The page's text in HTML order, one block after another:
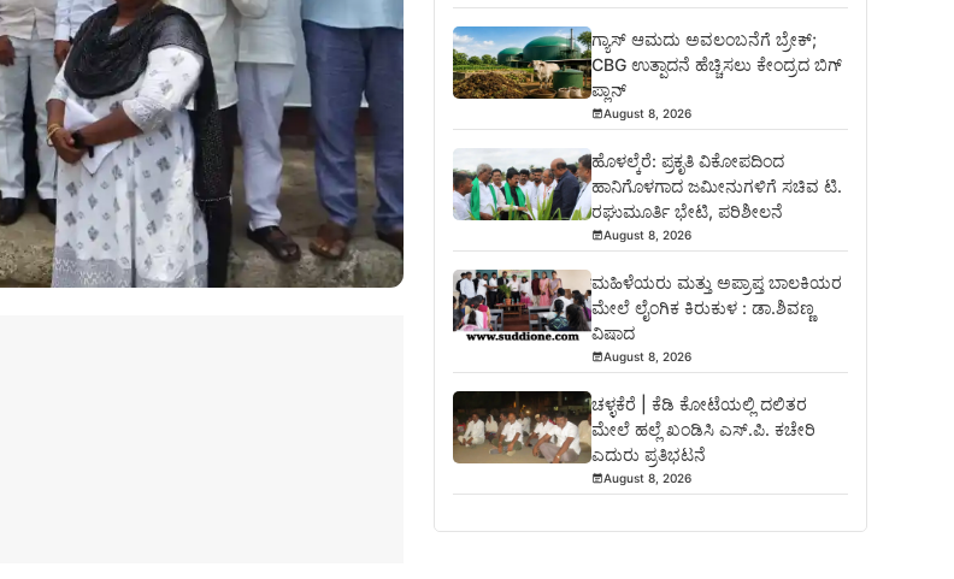
ಗ್ಯಾಸ್ ಆಮದು ಅವಲಂಬನೆಗೆ ಬ್ರೇಕ್;
CBG ಉತ್ಪಾದನೆ ಹೆಚ್ಚಿಸಲು ಕೇಂದ್ರದ ಬಿಗ್
ಪ್ಲಾನ್
August 8, 2026
ಹೊಳಲ್ಕೆರೆ: ಪ್ರಕೃತಿ ವಿಕೋಪದಿಂದ
ಹಾನಿಗೊಳಗಾದ ಜಮೀನುಗಳಿಗೆ ಸಚಿವ ಟಿ.
ರಘುಮೂರ್ತಿ ಭೇಟಿ, ಪರಿಶೀಲನೆ
August 8, 2026
ಮಹಿಳೆಯರು ಮತ್ತು ಅಪ್ರಾಪ್ತ ಬಾಲಕಿಯರ
ಮೇಲೆ ಲೈಂಗಿಕ ಕಿರುಕುಳ : ಡಾ.ಶಿವಣ್ಣ
ವಿಷಾದ
August 8, 2026
ಚಳ್ಳಕೆರೆ | ಕೆಡಿ ಕೋಟೆಯಲ್ಲಿ ದಲಿತರ
ಮೇಲೆ ಹಲ್ಲೆ ಖಂಡಿಸಿ ಎಸ್.ಪಿ. ಕಚೇರಿ
ಎದುರು ಪ್ರತಿಭಟನೆ
August 8, 2026